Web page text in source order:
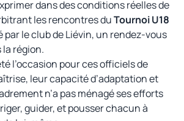
dans des conditions réelles de
les rencontres duTournoi U18
par le club de Liévin, un rendez-vous
région.
l’occasion pour ces officiels de
leur capacité d’adaptation et
n’a pas ménagé ses efforts
guider, et pousser chacun à